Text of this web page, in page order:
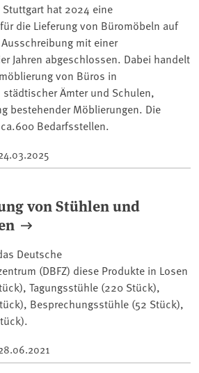
hat 2024 eine
die Lieferung von Büromöbeln auf
mit einer
Jahren abgeschlossen. Dabei handelt
von Büros in
Ämter und Schulen,
bestehender Möblierungen. Die
Bedarfsstellen.
von Stühlen und
Deutsche
(DBFZ) diese Produkte in Losen
Tagungsstühle (220 Stück),
Besprechungsstühle (52 Stück),